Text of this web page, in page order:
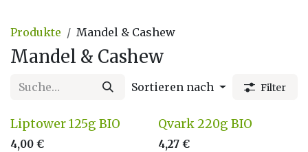
Produkte Mandel & Cashew
Mandel & Cashew
Sortieren nach Filter
Neu
Liptower 125g BIO
4,00 €
Qvark 220g BIO
4,27 €